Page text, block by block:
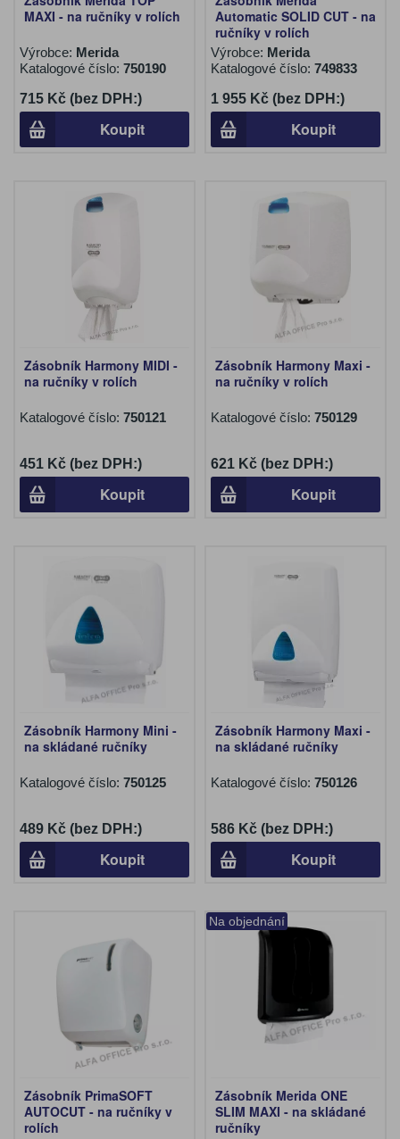
MAXI - na ručníky v rolích
Výrobce: Merida
Katalogové číslo: 750190
715 Kč (bez DPH:)
Koupit
Automatic SOLID CUT - na
ručníky v rolích
Výrobce: Merida
Katalogové číslo: 749833
1 955 Kč (bez DPH:)
Koupit
Zásobník Harmony MIDI -
na ručníky v rolích
Katalogové číslo: 750121
451 Kč (bez DPH:)
Koupit
Zásobník Harmony Maxi -
na ručníky v rolích
Katalogové číslo: 750129
621 Kč (bez DPH:)
Koupit
Zásobník Harmony Mini -
na skládané ručníky
Katalogové číslo: 750125
489 Kč (bez DPH:)
Koupit
Zásobník Harmony Maxi -
na skládané ručníky
Katalogové číslo: 750126
586 Kč (bez DPH:)
Koupit
Zásobník PrimaSOFT
AUTOCUT - na ručníky v
rolích
Na objednání
Zásobník Merida ONE
SLIM MAXI - na skládané
ručníky